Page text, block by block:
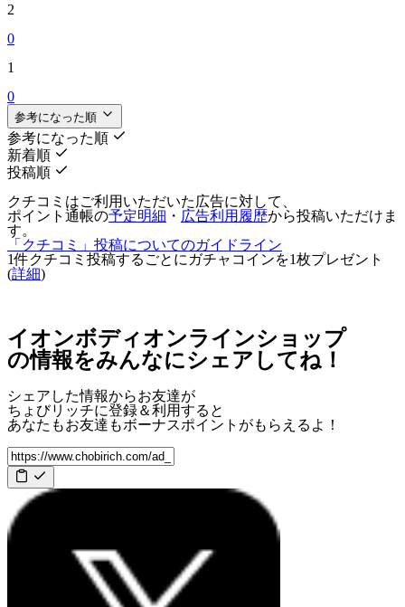
2
0
1
0
参考になった順
参考になった順
新着順
投稿順
クチコミはご利用いただいた広告に対して、
ポイント通帳の予定明細 ・ 広告利用履歴から投稿いただけま
す。
「クチコミ」投稿についてのガイドライン
1件クチコミ投稿するごとに ガチャコインを1枚プレゼント
(詳細)
イオンボディオンラインショップ
の情報をみんなにシェアしてね！
シェアした情報からお友達が
ちょびリッチに登録＆利用すると
あなたもお友達もボーナスポイント がもらえるよ！